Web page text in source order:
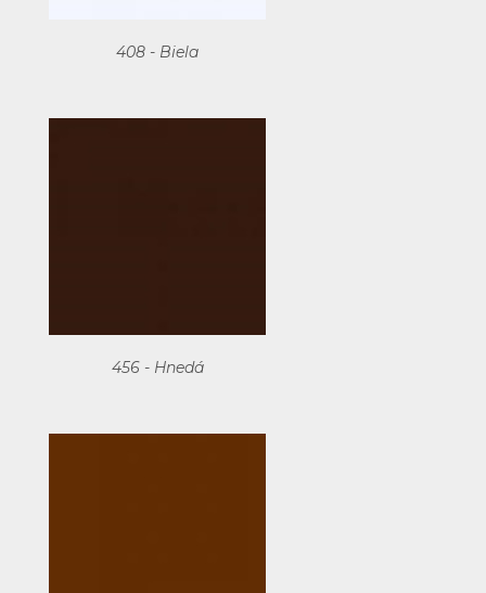
408 - Biela
456 - Hnedá